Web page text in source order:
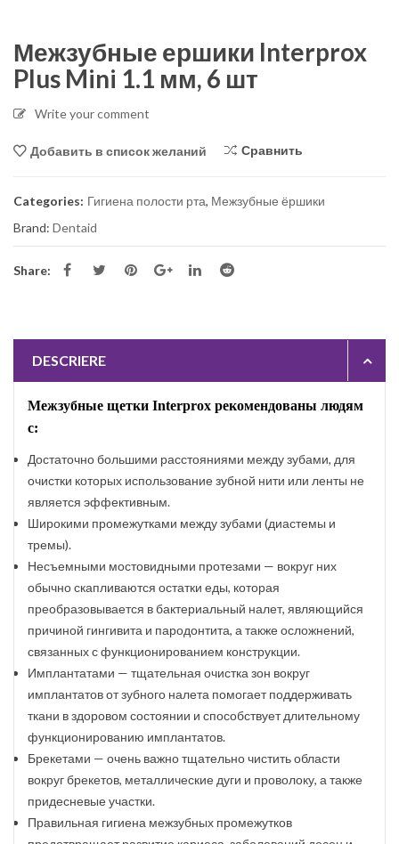
Межзубные ершики Interprox
Plus Mini 1.1 мм, 6 шт
Write your comment
Добавить в список желаний Сравнить
Categories: Гигиена полости рта, Межзубные ёршики
Brand: Dentaid
Share:
DESCRIERE
Межзубные щетки Interprox рекомендованы людям
с:
Достаточно большими расстояниями между зубами, для
очистки которых использование зубной нити или ленты не
является эффективным.
Широкими промежутками между зубами (диастемы и
тремы).
Несъемными мостовидными протезами — вокруг них
обычно скапливаются остатки еды, которая
преобразовывается в бактериальный налет, являющийся
причиной гингивита и пародонтита, а также осложнений,
связанных с функционированием конструкции.
Имплантатами — тщательная очистка зон вокруг
имплантатов от зубного налета помогает поддерживать
ткани в здоровом состоянии и способствует длительному
функционированию имплантатов.
Брекетами — очень важно тщательно чистить области
вокруг брекетов, металлические дуги и проволоку, а также
придесневые участки.
Правильная гигиена межзубных промежутков